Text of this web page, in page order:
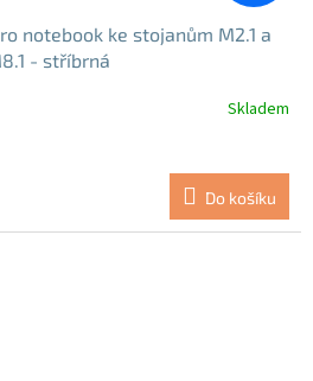
notebook ke stojanům M2.1 a
- stříbrná
Skladem
Do košíku